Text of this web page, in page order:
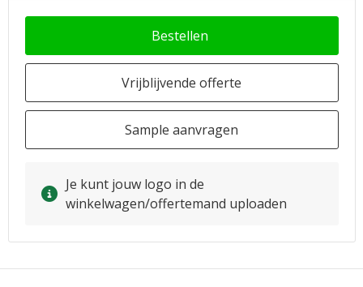
Bestellen
Vrijblijvende offerte
Sample aanvragen
Je kunt jouw logo in de
winkelwagen/offertemand uploaden